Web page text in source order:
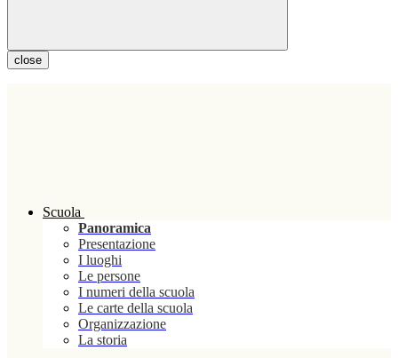
close
Scuola
Panoramica
Presentazione
I luoghi
Le persone
I numeri della scuola
Le carte della scuola
Organizzazione
La storia